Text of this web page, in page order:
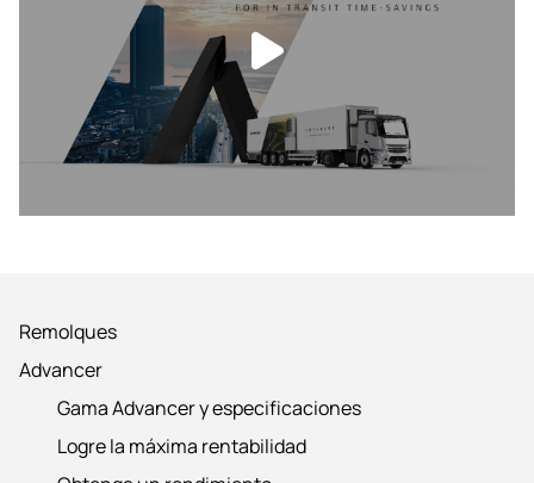
Remolques
Advancer
Gama Advancer y especificaciones
Logre la máxima rentabilidad